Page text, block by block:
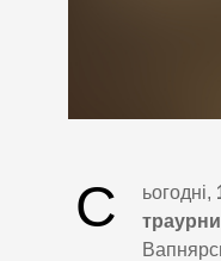
С ьогодні,